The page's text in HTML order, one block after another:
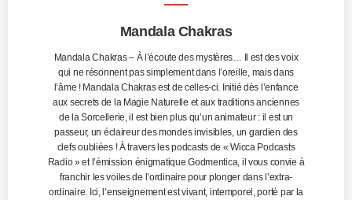
Mandala Chakras
Mandala Chakras – À l’écoute des mystères… Il est des voix
qui ne résonnent pas simplement dans l’oreille, mais dans
l’âme ! Mandala Chakras est de celles-ci. Initié dès l’enfance
aux secrets de la Magie Naturelle et aux traditions anciennes
de la Sorcellerie, il est bien plus qu’un animateur : il est un
passeur, un éclaireur des mondes invisibles, un gardien des
clefs oubliées ! À travers les podcasts de « Wicca Podcasts
Radio » et l’émission énigmatique Godmentica, il vous convie à
franchir les voiles de l’ordinaire pour plonger dans l’extra-
ordinaire. Ici, l’enseignement est vivant, intemporel, porté par la